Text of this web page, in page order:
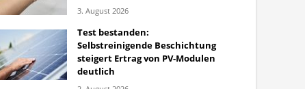
3. August 2026
Test bestanden:
Selbstreinigende Beschichtung
steigert Ertrag von PV-Modulen
deutlich